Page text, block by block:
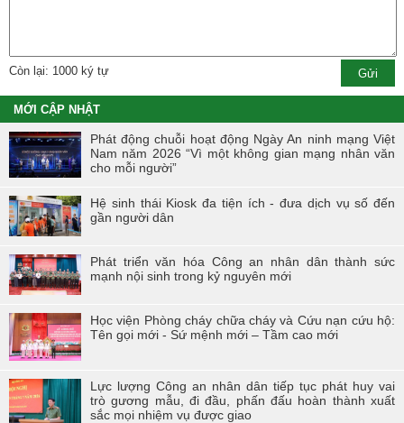
Còn lại: 1000 ký tự
MỚI CẬP NHẬT
Phát động chuỗi hoạt động Ngày An ninh mạng Việt
Nam năm 2026 “Vì một không gian mạng nhân văn
cho mỗi người”
Hệ sinh thái Kiosk đa tiện ích - đưa dịch vụ số đến
gần người dân
Phát triển văn hóa Công an nhân dân thành sức
mạnh nội sinh trong kỷ nguyên mới
Học viện Phòng cháy chữa cháy và Cứu nạn cứu hộ:
Tên gọi mới - Sứ mệnh mới – Tầm cao mới
Lực lượng Công an nhân dân tiếp tục phát huy vai
trò gương mẫu, đi đầu, phấn đấu hoàn thành xuất
sắc mọi nhiệm vụ được giao